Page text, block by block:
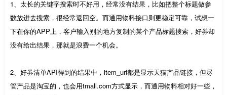
1、太长的关键字搜索时不好用，经常没有结果，比如把整个标题做参
数放进去搜索，很经常返回空。而通用物料接口则更稳定可靠，试想一
下在你的APP上，客户输入别的地方复制的某个产品标题搜索，好券却
没有给出结果，那就是浪费一个机会。
2、好券清单API得到的结果中，item_url都是显示天猫产品链接，但尽
管产品是淘宝的，也会用tmall.com方式显示，而通用物料相对好一些，